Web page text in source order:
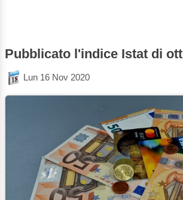
Pubblicato l'indice Istat di
Lun 16 Nov 2020